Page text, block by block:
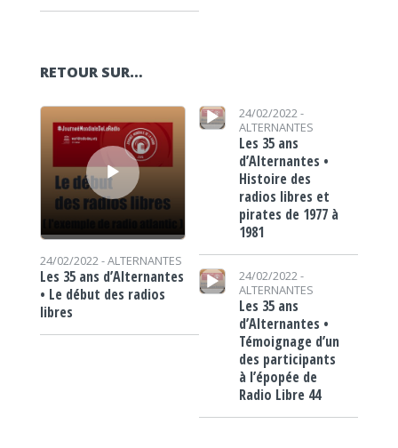
RETOUR SUR…
Lecteur audio
24/02/2022 -ALTERNANTES
Les 35 ans d’Alternantes
• Le début des radios
libres
Lecteur audio
24/02/2022 -
ALTERNANTES
Les 35 ans
d’Alternantes •
Histoire des
radios libres et
pirates de 1977 à
1981
Lecteur audio
24/02/2022 -
ALTERNANTES
Les 35 ans
d’Alternantes •
Témoignage d’un
des participants
à l’épopée de
Radio Libre 44